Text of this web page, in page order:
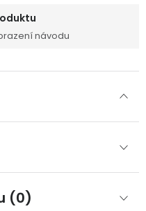
návodu
(0)